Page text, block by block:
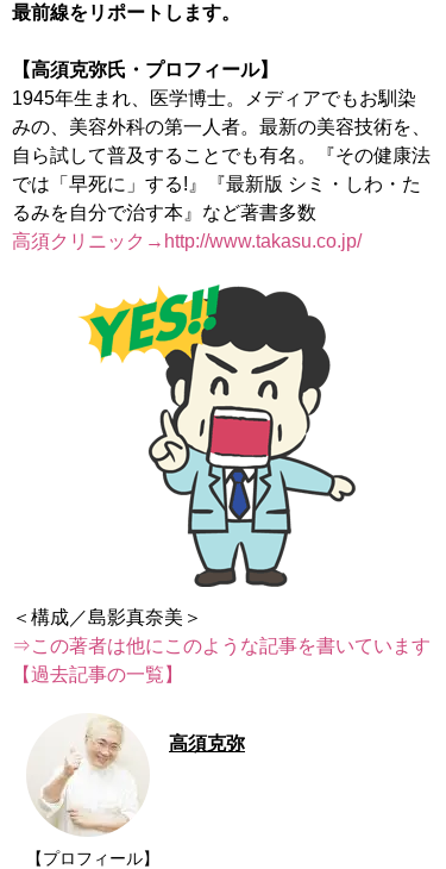
最前線をリポートします。
【高須克弥氏・プロフィール】
1945年生まれ、医学博士。メディアでもお馴染
みの、美容外科の第一人者。最新の美容技術を、
自ら試して普及することでも有名。『その健康法
では「早死に」する!』『最新版 シミ・しわ・た
高須クリニック→http://www.takasu.co.jp/
⇒この著者は他にこのような記事を書いています
【過去記事の一覧】
高須克弥
【プロフィール】